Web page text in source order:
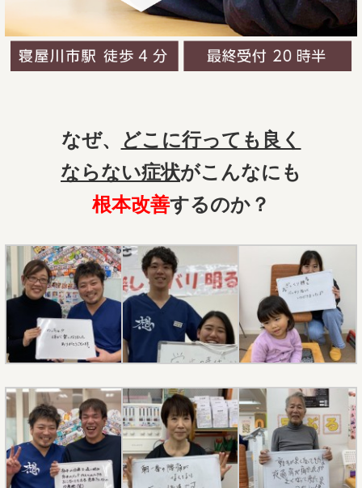
なぜ、
どこに行っても良く
ならない症状がこんなにも
根本改善するのか？